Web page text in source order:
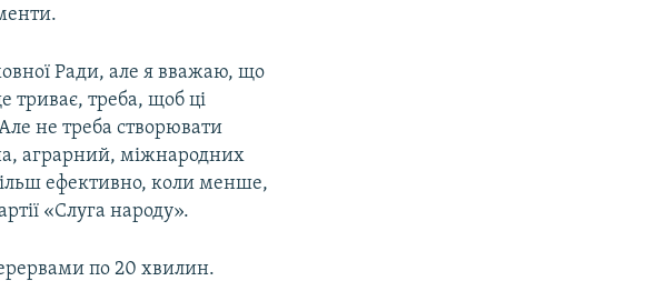
Ради, але я вважаю, що
триває, треба, щоб ці
не треба створювати
аграрний, міжнародних
ефективно, коли менше,
«Слуга народу».
по 20 хвилин.